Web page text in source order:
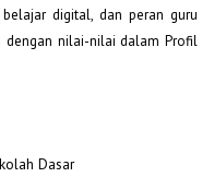
digital, dan peran guru
dengan nilai-nilai dalam Profil
Dasar